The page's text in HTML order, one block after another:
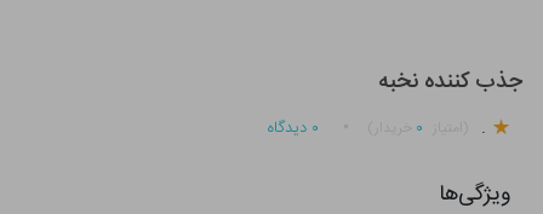
جذب کننده نخبه
. ۰ ۰ دیدگاه
ویژگی‌ها